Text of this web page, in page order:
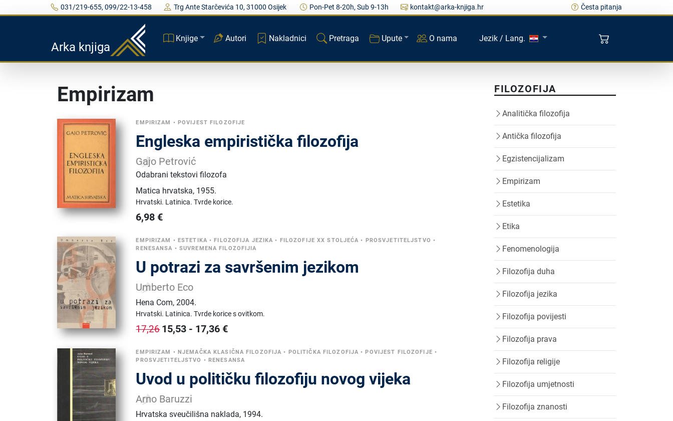
031/219-655, 099/22-13-458 Trg Ante Starčevića 10, 31000 Osijek Pon-Pet 8-20h, Sub 9-13h kontakt@arka-knjiga.hr Česta pitanja
Arka knjiga
Knjige Autori Nakladnici Pretraga Upute O nama Jezik / Lang.
Empirizam
EMPIRIZAM • POVIJEST FILOZOFIJE
Engleska empiristička filozofija
Gajo Petrović
Odabrani tekstovi filozofa
Matica hrvatska, 1955.
Hrvatski. Latinica.Tvrde korice.
6,98 €
EMPIRIZAM • ESTETIKA •FILOZOFIJA JEZIKA • FILOZOFIJE XX STOLJEĆA • PROSVJETITELJSTVO •
RENESANSA • SUVREMENA FILOZOFIJIA
U potrazi za savršenim jezikom
Umberto Eco
Hena Com,2004.
Hrvatski. Latinica.Tvrde korice s ovitkom.
17,2615,53 - 17,36 €
EMPIRIZAM • NJEMAČKA KLASIČNA FILOZOFIJA • POLITIČKA FILOZOFIJA • POVIJEST FILOZOFIJE •
PROSVJETITELJSTVO • RENESANSA
Uvod u političku filozofiju novog vijeka
Arno Baruzzi
Hrvatska sveučilišna naklada, 1994.
FILOZOFIJA
Analitička filozofija
Antička filozofija
Egzistencijalizam
Empirizam
Estetika
Etika
Fenomenologija
Filozofija duha
Filozofija jezika
Filozofija povijesti
Filozofija prava
Filozofija religije
Filozofija umjetnosti
Filozofija znanosti